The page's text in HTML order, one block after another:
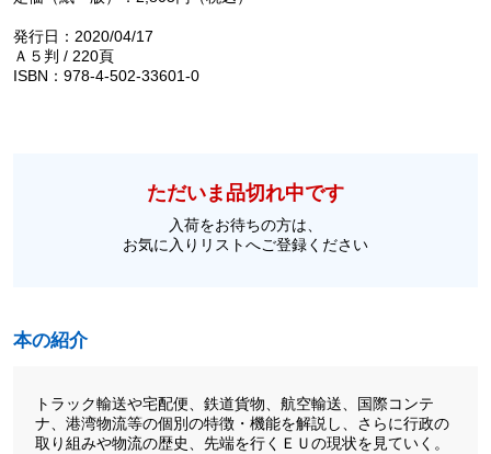
発行日：2020/04/17
Ａ５判 / 220頁
ISBN：978-4-502-33601-0
ただいま品切れ中です
入荷をお待ちの方は、
お気に入りリストへご登録ください
本の紹介
トラック輸送や宅配便、鉄道貨物、航空輸送、国際コンテ
ナ、港湾物流等の個別の特徴・機能を解説し、さらに行政の
取り組みや物流の歴史、先端を行くＥＵの現状を見ていく。